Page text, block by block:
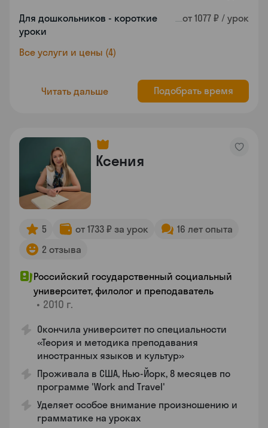
Для дошкольников - короткие
уроки
от 1077 ₽ / урок
Все услуги и цены (4)
Читать дальше Подобрать время
Ксения
5 от 1733 ₽ за урок
16 лет опыта
2 отзыва
Российский государственный социальный
университет, филолог и преподаватель
• 2010 г.
Окончила университет по специальности
«Теория и методика преподавания
иностранных языков и культур»
Проживала в США, Нью-Йорк, 8 месяцев по
программе 'Work and Travel'
Уделяет особое внимание произношению и
грамматике на уроках